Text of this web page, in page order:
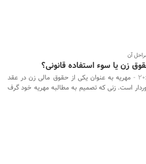
آن
زن یا سوء استفاده قانونی؟
مهریه به ‌عنوان یکی از حقوق مالی زن در عقد
است. زنی که تصمیم به مطالبه مهریه خود گرف